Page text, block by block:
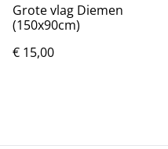
Grote vlag Diemen
(150x90cm)
€ 15,00